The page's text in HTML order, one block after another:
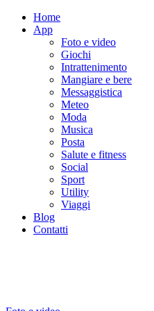
Home
App
Foto e video
Giochi
Intrattenimento
Mangiare e bere
Messaggistica
Meteo
Moda
Musica
Posta
Salute e fitness
Social
Sport
Utility
Viaggi
Blog
Contatti